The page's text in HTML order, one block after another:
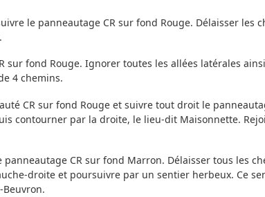
le panneautage CR sur fond Rouge. Délaisser les
sur fond Rouge. Ignorer toutes les allées latérales
4 chemins.
CR sur fond Rouge et suivre tout droit le
contourner par la droite, le lieu-dit Maisonnette.
CR sur fond Marron. Délaisser tous les
droite et poursuivre par un sentier herbeux. Ce